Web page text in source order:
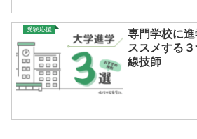
受験応援
専門学校に
ススメする
線技師